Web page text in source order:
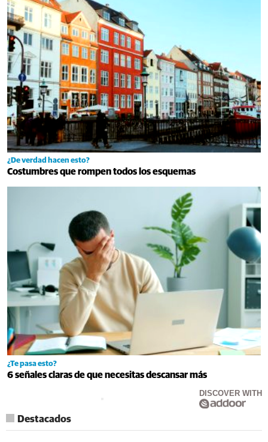
¿De verdad hacen esto?
Costumbres que rompen todos los esquemas
¿Te pasa esto?
6 señales claras de que necesitas descansar más
DISCOVER WITH
Destacados